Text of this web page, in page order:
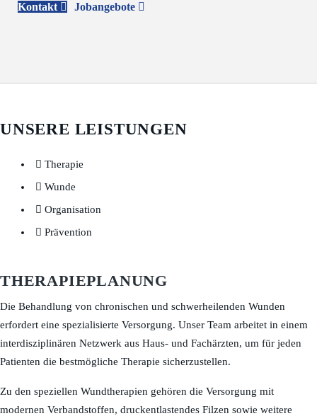
Kontakt Jobangebote
UNSERE LEISTUNGEN
Therapie
Wunde
Organisation
Prävention
THERAPIEPLANUNG
Die Behandlung von chronischen und schwerheilenden Wunden
erfordert eine spezialisierte Versorgung. Unser Team arbeitet in einem
interdisziplinären Netzwerk aus Haus- und Fachärzten, um für jeden
Patienten die bestmögliche Therapie sicherzustellen.
Zu den speziellen Wundtherapien gehören die Versorgung mit
modernen Verbandstoffen, druckentlastendes Filzen sowie weitere